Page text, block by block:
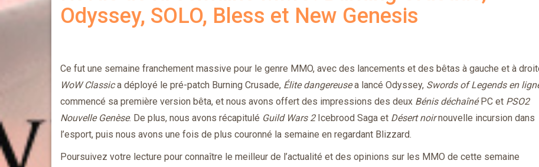
Odyssey, SOLO, Bless et New Genesis
Ce fut une semaine franchement massive pour le genre MMO, avec des lancements et des bêtas à gauche et à
WoW Classica déployé le pré-patch Burning Crusade, Élite dangereusea lancé Odyssey, Swords of Legends en
commencé sa première version bêta, et nous avons offert des impressions des deux Bénis déchaînéPC et PSO2
Nouvelle Genèse. De plus, nous avons récapitulé Guild Wars 2Icebrood Saga et Désert noirnouvelle incursion dans
l’esport, puis nous avons une fois de plus couronné la semaine en regardant Blizzard.
Poursuivez votre lecture pour connaître le meilleur de l’actualité et des opinions sur les MMO de cette semaine